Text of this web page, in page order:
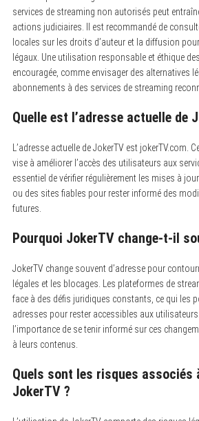
services de streaming non autorisés peut
actions judiciaires. Il est recommandé de
locales sur les droits d’auteur et la diffusion
légaux. Une utilisation responsable et éthique
encouragée, comme envisager des alternatives
abonnements à des services de streaming
Quelle est l’adresse actuelle de
L’adresse actuelle de JokerTV est jokerTV.com.
vise à améliorer l’accès des utilisateurs aux
essentiel de vérifier régulièrement les mises à
ou des sites fiables pour rester informé des
futures.
Pourquoi JokerTV change-t-il
JokerTV change souvent d’adresse pour
légales et les blocages.
Les plateformes de
face à des défis juridiques constants, ce qui les
adresses pour rester accessibles aux
l’importance de se tenir informé sur ces
à leurs contenus.
Quels sont les risques associés
JokerTV ?